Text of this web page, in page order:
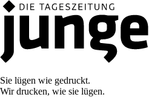
Sie lügen wie gedruckt.
Wir drucken, wie sie lügen.